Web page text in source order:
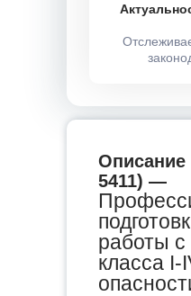
5411) —
работы с
класса I-